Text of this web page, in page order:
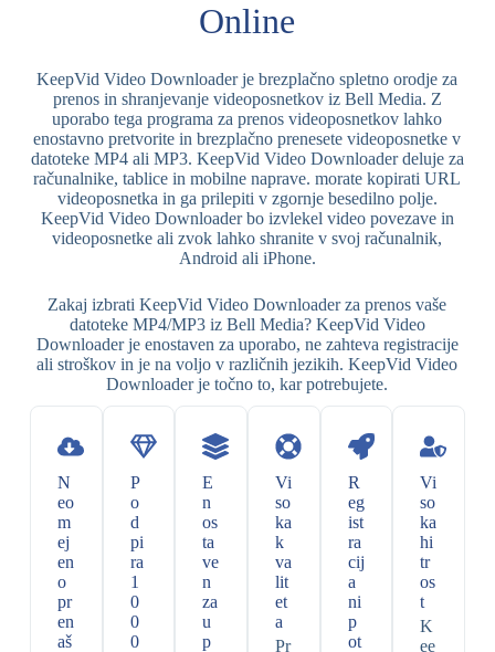
Online
KeepVid Video Downloader je brezplačno spletno orodje za
prenos in shranjevanje videoposnetkov iz Bell Media. Z
uporabo tega programa za prenos videoposnetkov lahko
enostavno pretvorite in brezplačno prenesete videoposnetke v
datoteke MP4 ali MP3. KeepVid Video Downloader deluje za
računalnike, tablice in mobilne naprave. morate kopirati URL
videoposnetka in ga prilepiti v zgornje besedilno polje.
KeepVid Video Downloader bo izvlekel video povezave in
videoposnetke ali zvok lahko shranite v svoj računalnik,
Android ali iPhone.
Zakaj izbrati KeepVid Video Downloader za prenos vaše
datoteke MP4/MP3 iz Bell Media? KeepVid Video
Downloader je enostaven za uporabo, ne zahteva registracije
ali stroškov in je na voljo v različnih jezikih. KeepVid Video
Downloader je točno to, kar potrebujete.
N
eo
m
ej
en
o
pr
en
aš
P
o
d
pi
ra
1
0
0
0
E
n
os
ta
ve
n
za
u
p
Vi
so
ka
k
va
lit
et
a
Pr
R
eg
ist
ra
cij
a
ni
p
ot
Vi
so
ka
hi
tr
os
t
K
ee